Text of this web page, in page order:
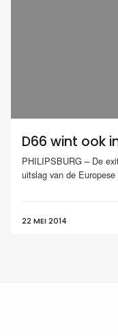
D66 wint ook
PHILIPSBURG – De
uitslag van de
22 MEI 2014